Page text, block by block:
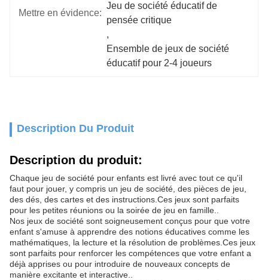
Mettre en évidence:
Jeu de société éducatif de
pensée critique
,
Ensemble de jeux de société
éducatif pour 2-4 joueurs
Description Du Produit
Description du produit:
Chaque jeu de société pour enfants est livré avec tout ce qu'il
faut pour jouer, y compris un jeu de société, des pièces de jeu,
des dés, des cartes et des instructions.Ces jeux sont parfaits
pour les petites réunions ou la soirée de jeu en famille..
Nos jeux de société sont soigneusement conçus pour que votre
enfant s'amuse à apprendre des notions éducatives comme les
mathématiques, la lecture et la résolution de problèmes.Ces jeux
sont parfaits pour renforcer les compétences que votre enfant a
déjà apprises ou pour introduire de nouveaux concepts de
manière excitante et interactive..